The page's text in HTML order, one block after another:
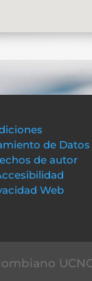
de
de autor
Web